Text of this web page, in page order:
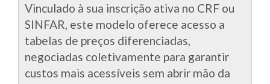
Vinculado à sua inscrição ativa no CRF ou
SINFAR, este modelo oferece acesso a
tabelas de preços diferenciadas,
negociadas coletivamente para garantir
custos mais acessíveis sem abrir mão da